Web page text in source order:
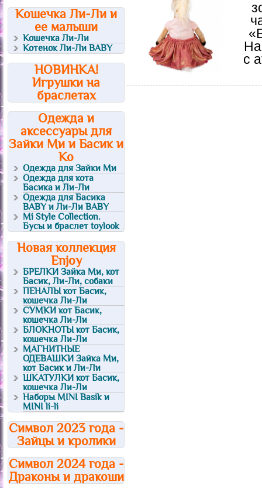
Кошечка Ли-Ли и
ее малыши
Кошечка Ли-Ли
Котенок Ли-Ли BABY
НОВИНКА!
Игрушки на
браслетах
Одежда и
аксессуары для
Зайки Ми и Басик и
Ко
Одежда для Зайки Ми
Одежда для кота
Басика и Ли-Ли
Одежда для Басика
BABY и Ли-Ли BABY
Mi Style Collection.
Бусы и браслет toylook
Новая коллекция
Enjoy
БРЕЛКИ Зайка Ми, кот
Басик, Ли-Ли, собаки
ПЕНАЛЫ кот Басик,
кошечка Ли-Ли
СУМКИ кот Басик,
кошечка Ли-Ли
БЛОКНОТЫ кот Басик,
кошечка Ли-Ли
МАГНИТНЫЕ
ОДЕВАШКИ Зайка Ми,
кот Басик и Ли-Ли
ШКАТУЛКИ кот Басик,
кошечка Ли-Ли
Наборы MINI Basik и
MINI li-li
Символ 2023 года -
Зайцы и кролики
Символ 2024 года -
Драконы и дракоши
с